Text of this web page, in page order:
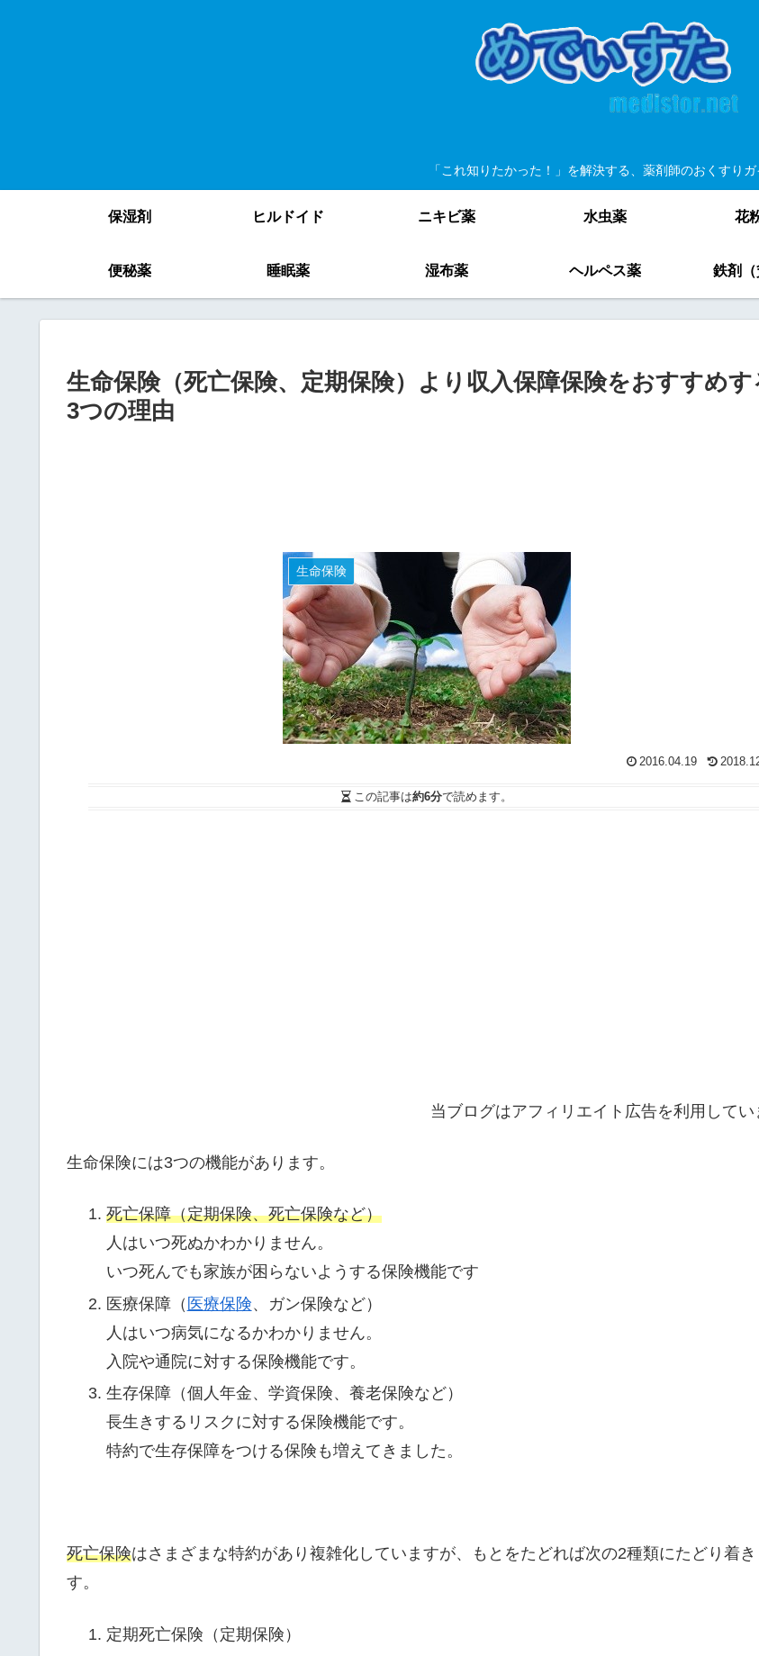
「これ知りたかった！」を解決する、薬剤師のおくすりガ
保湿剤 ヒルドイド ニキビ薬 水虫薬 花
便秘薬 睡眠薬 湿布薬 ヘルペス薬 鉄剤（
生命保険（死亡保険、定期保険）より収入保障保険をおすすめす
3つの理由
生命保険
2016.04.19
この記事は約6分で読めます。
当ブログはアフィリエイト広告を利用してい
生命保険には3つの機能があります。
死亡保障（定期保険、死亡保険など）
人はいつ死ぬかわかりません。
いつ死んでも家族が困らないようする保険機能です
医療保障（ 医療保険、ガン保険など）
人はいつ病気になるかわかりません。
入院や通院に対する保険機能です。
生存保障（個人年金、学資保険、養老保険など）
長生きするリスクに対する保険機能です。
特約で生存保障をつける保険も増えてきました。
死亡保険はさまざまな特約があり複雑化していますが、もとをたどれば次の2種類にたどり着き
す。
定期死亡保険（定期保険）